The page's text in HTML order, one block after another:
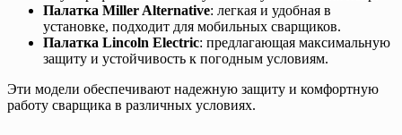
Палатка Miller Alternative: легкая и удобная в
установке, подходит для мобильных сварщиков.
Палатка Lincoln Electric: предлагающая максимальную
защиту и устойчивость к погодным условиям.
Эти модели обеспечивают надежную защиту и комфортную
работу сварщика в различных условиях.